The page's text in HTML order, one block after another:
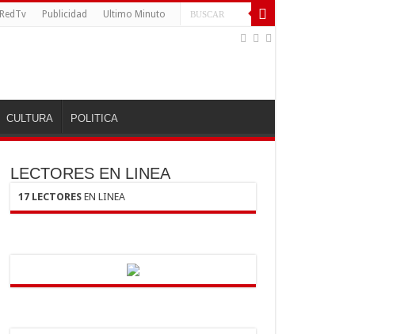
RedTv Publicidad Ultimo Minuto
CULTURA POLITICA
LECTORES EN LINEA
17 LECTORESEN LINEA